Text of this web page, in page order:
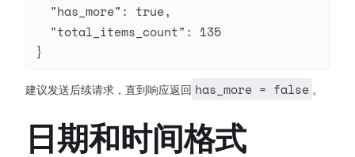
  "has_more"
: true,
  "total_items_count"
: 135
}
建议发送后续请求，直到响应返回 has_more = false 。
日期和时间格式